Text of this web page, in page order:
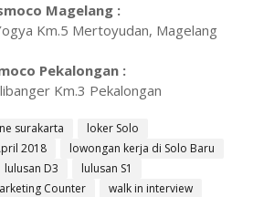
Magelang :
Km.5 Mertoyudan, Magelang
Pekalongan :
Km.3 Pekalongan
surakarta
loker Solo
2018
lowongan kerja di Solo Baru
lulusan D3
lulusan S1
Counter walk in interview